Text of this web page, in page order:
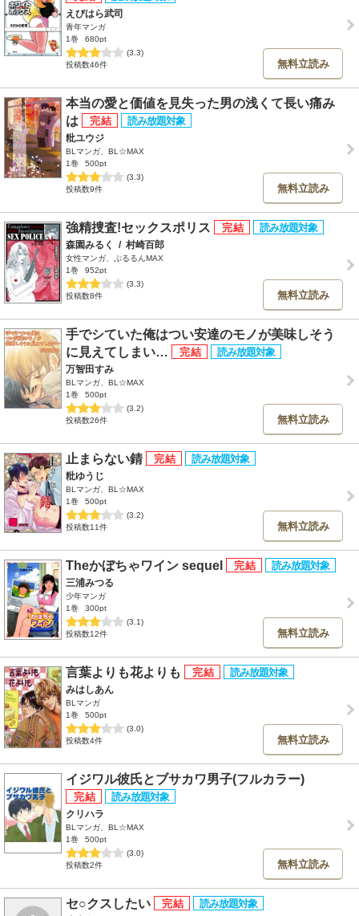
えびはら武司
青年マンガ
1巻
680pt
(3.3)
投稿数46件
無料立読み
本当の愛と価値を見失った男の浅くて長い痛み
は
粃ユウジ
BLマンガ、BL☆MAX
1巻
500pt
(3.3)
投稿数9件
無料立読み
強精捜査!セックスポリス
森園みるく / 村崎百郎
女性マンガ、ぷるるんMAX
1巻
952pt
(3.3)
投稿数8件
無料立読み
手でシていた俺はつい安達のモノが美味しそう
に見えてしまい…
万智田すみ
BLマンガ、BL☆MAX
1巻
500pt
(3.2)
投稿数26件
無料立読み
止まらない錆
粃ゆうじ
BLマンガ、BL☆MAX
1巻
500pt
(3.2)
投稿数11件
無料立読み
Theかぼちゃワイン sequel
三浦みつる
少年マンガ
1巻
300pt
(3.1)
投稿数12件
無料立読み
言葉よりも花よりも
みはしあん
BLマンガ
1巻
500pt
(3.0)
投稿数4件
無料立読み
イジワル彼氏とブサカワ男子(フルカラー)
クリハラ
BLマンガ、BL☆MAX
1巻
500pt
(3.0)
投稿数2件
無料立読み
セ○クスしたい